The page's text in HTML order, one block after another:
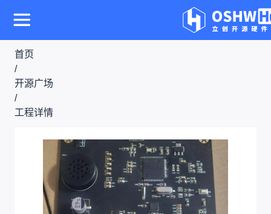
首页
/
开源广场
/
工程详情